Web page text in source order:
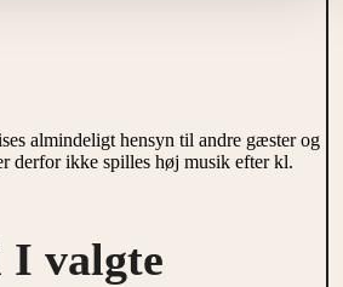
almindeligt hensyn til andre gæster og
derfor ikke spilles høj musik efter kl.
valgte